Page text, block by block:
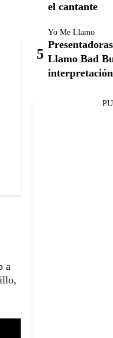
a
el cantante
Yo Me Llamo
Llamo Bad